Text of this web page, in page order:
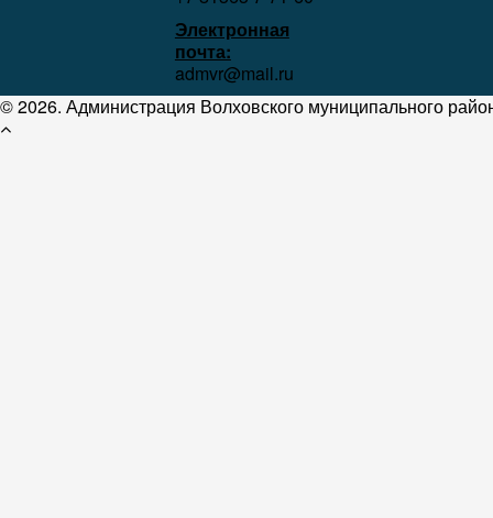
Электронная
почта:
admvr@mail.ru
© 2026. Администрация Волховского муниципального